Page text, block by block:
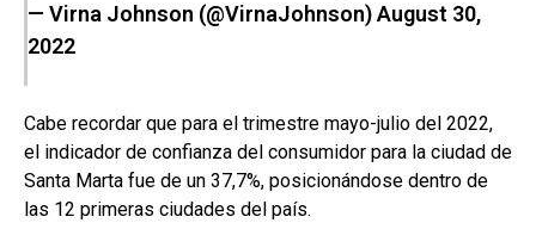
— Virna Johnson (@VirnaJohnson)August 30,
2022
Cabe recordar que para el trimestre mayo-julio del 2022,
el indicador de confianza del consumidor para la ciudad de
Santa Marta fue de un 37,7%, posicionándose dentro de
las 12 primeras ciudades del país.